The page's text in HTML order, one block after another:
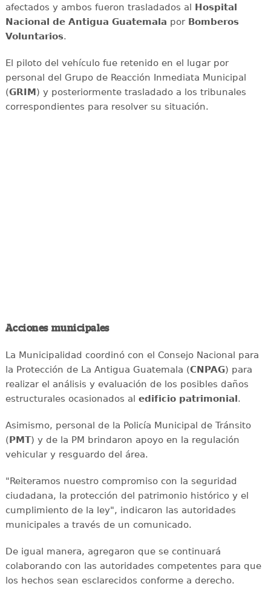
afectados y ambos fueron trasladados al Hospital
Nacional de Antigua Guatemala por Bomberos
Voluntarios.
El piloto del vehículo fue retenido en el lugar por
personal del Grupo de Reacción Inmediata Municipal
(GRIM) y posteriormente trasladado a los tribunales
correspondientes para resolver su situación.
Acciones municipales
La Municipalidad coordinó con el Consejo Nacional para
la Protección de La Antigua Guatemala (CNPAG) para
realizar el análisis y evaluación de los posibles daños
estructurales ocasionados al edificio patrimonial.
Asimismo, personal de la Policía Municipal de Tránsito
(PMT) y de la PM brindaron apoyo en la regulación
vehicular y resguardo del área.
"Reiteramos nuestro compromiso con la seguridad
ciudadana, la protección del patrimonio histórico y el
cumplimiento de la ley", indicaron las autoridades
municipales a través de un comunicado.
De igual manera, agregaron que se continuará
colaborando con las autoridades competentes para que
los hechos sean esclarecidos conforme a derecho.